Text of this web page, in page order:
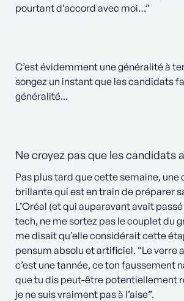
pourtant d’accord avec moi…”
C’est évidemment une généralité à
songez un instant que les candidats
généralité...
Ne croyez pas que les candidats
Pas plus tard que cette semaine, une
brillante qui est en train de préparer
L’Oréal (et qui auparavant avait
tech, ne me sortez pas le couplet du
me disait qu’elle considérait cette
pensum absolu et artificiel. “Le verre
c’est une tannée, ce ton faussement
que tu dis peut-être potentiellement
je ne suis vraiment pas à l’aise”.